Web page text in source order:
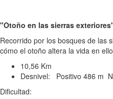
"Otoño en las sierras
Recorrido por los bosques de las
cómo el otoño altera la vida en
10,56 Km
Desnivel: Positivo 486 m
Dificultad: